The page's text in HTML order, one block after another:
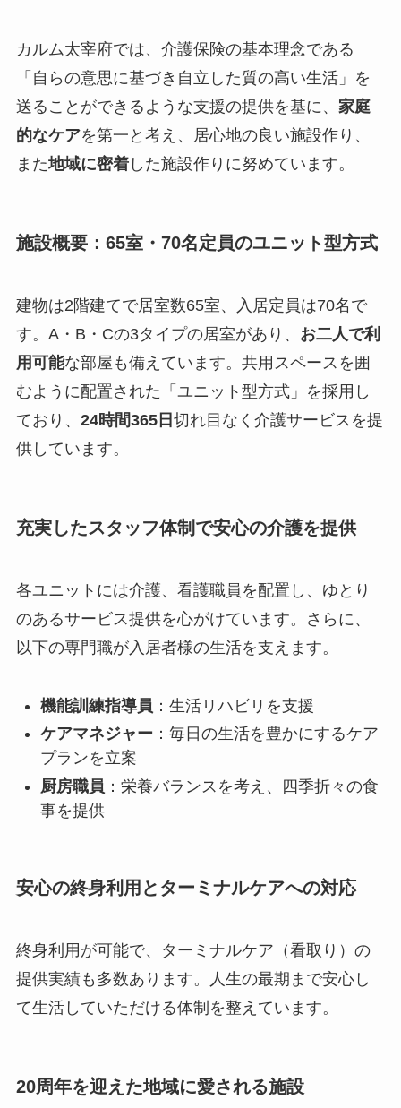
カルム太宰府では、介護保険の基本理念である
「自らの意思に基づき自立した質の高い生活」を
送ることができるような支援の提供を基に、 家庭
的なケアを第一と考え、居心地の良い施設作り、
また地域に密着した施設作りに努めています。
施設概要：65室・70名定員のユニット型方式
建物は2階建てで居室数65室、入居定員は70名で
す。A・B・Cの3タイプの居室があり、 お二人で利
用可能な部屋も備えています。共用スペースを囲
むように配置された「ユニット型方式」を採用し
ており、 24時間365日 切れ目なく介護サービスを提
供しています。
充実したスタッフ体制で安心の介護を提供
各ユニットには介護、看護職員を配置し、ゆとり
のあるサービス提供を心がけています。さらに、
以下の専門職が入居者様の生活を支えます。
機能訓練指導員 ：生活リハビリを支援
ケアマネジャー：毎日の生活を豊かにするケア
プランを立案
厨房職員 ：栄養バランスを考え、四季折々の食
事を提供
安心の終身利用とターミナルケアへの対応
終身利用が可能で、ターミナルケア（看取り）の
提供実績も多数あります。人生の最期まで安心し
て生活していただける体制を整えています。
20周年を迎えた地域に愛される施設